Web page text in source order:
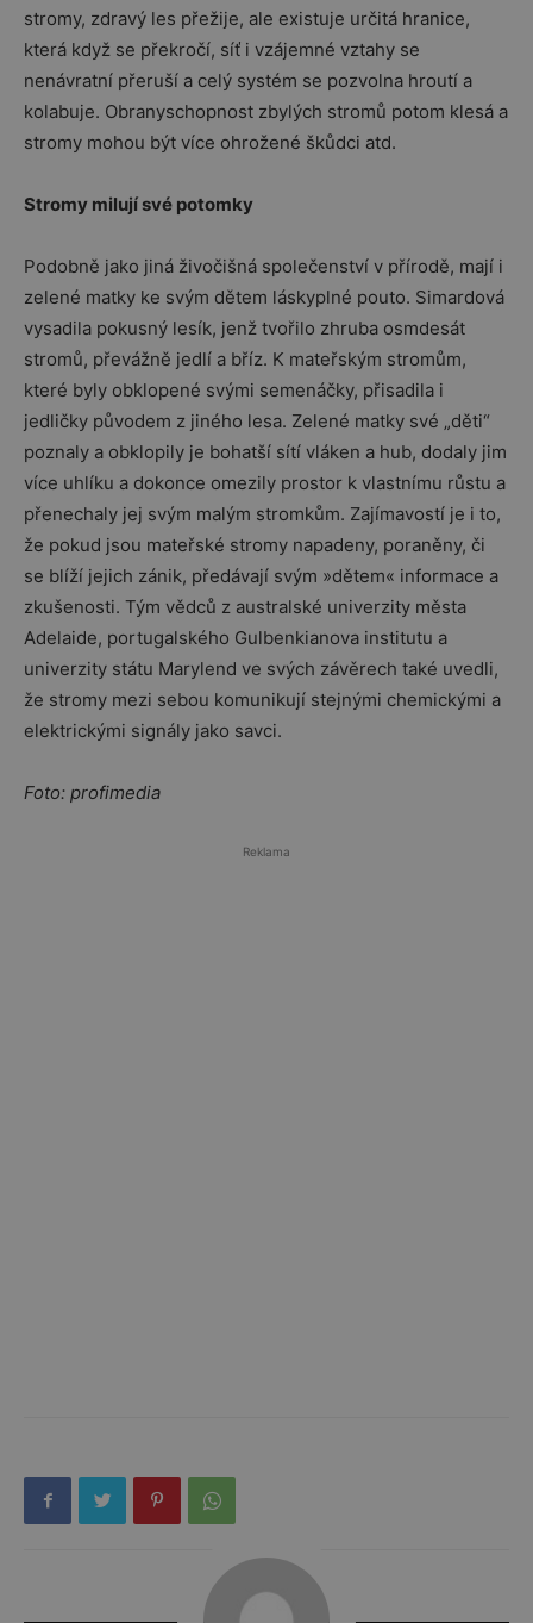
stromy, zdravý les přežije, ale existuje určitá hranice,
která když se překročí, síť i vzájemné vztahy se
nenávratní přeruší a celý systém se pozvolna hroutí a
kolabuje. Obranyschopnost zbylých stromů potom klesá a
stromy mohou být více ohrožené škůdci atd.
Stromy milují své potomky
Podobně jako jiná živočišná společenství v přírodě, mají i
zelené matky ke svým dětem láskyplné pouto. Simardová
vysadila pokusný lesík, jenž tvořilo zhruba osmdesát
stromů, převážně jedlí a bříz. K mateřským stromům,
které byly obklopené svými semenáčky, přisadila i
jedličky původem z jiného lesa. Zelené matky své „děti“
poznaly a obklopily je bohatší sítí vláken a hub, dodaly jim
více uhlíku a dokonce omezily prostor k vlastnímu růstu a
přenechaly jej svým malým stromkům. Zajímavostí je i to,
že pokud jsou mateřské stromy napadeny, poraněny, či
se blíží jejich zánik, předávají svým »dětem« informace a
zkušenosti. Tým vědců z australské univerzity města
Adelaide, portugalského Gulbenkianova institutu a
univerzity státu Marylend ve svých závěrech také uvedli,
že stromy mezi sebou komunikují stejnými chemickými a
elektrickými signály jako savci.
Foto: profimedia
Reklama